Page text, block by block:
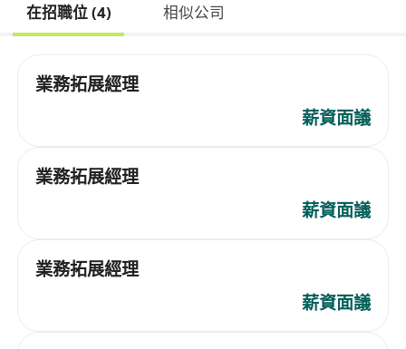
在招職位 (4) 相似公司
業務拓展經理
薪資面議
業務拓展經理
薪資面議
業務拓展經理
薪資面議